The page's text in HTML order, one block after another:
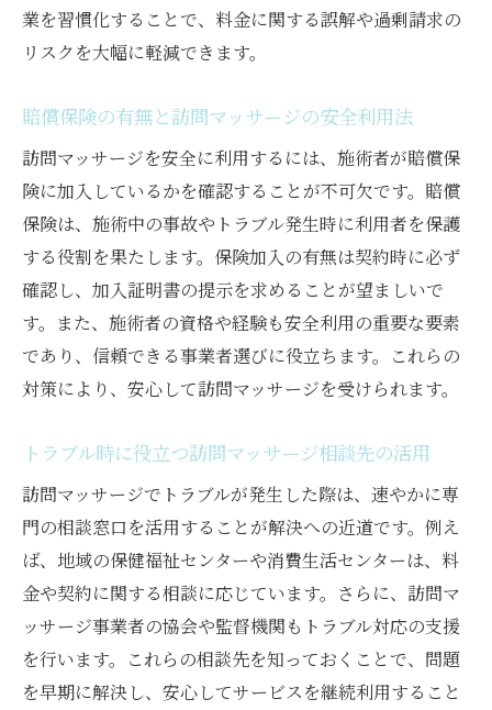
業を習慣化することで、料金に関する誤解や過剰請求の
リスクを大幅に軽減できます。
賠償保険の有無と訪問マッサージの安全利用法
訪問マッサージを安全に利用するには、施術者が賠償保
険に加入しているかを確認することが不可欠です。賠償
保険は、施術中の事故やトラブル発生時に利用者を保護
する役割を果たします。保険加入の有無は契約時に必ず
確認し、加入証明書の提示を求めることが望ましいで
す。また、施術者の資格や経験も安全利用の重要な要素
であり、信頼できる事業者選びに役立ちます。これらの
対策により、安心して訪問マッサージを受けられます。
トラブル時に役立つ訪問マッサージ相談先の活用
訪問マッサージでトラブルが発生した際は、速やかに専
門の相談窓口を活用することが解決への近道です。例え
ば、地域の保健福祉センターや消費生活センターは、料
金や契約に関する相談に応じています。さらに、訪問マ
ッサージ事業者の協会や監督機関もトラブル対応の支援
を行います。これらの相談先を知っておくことで、問題
を早期に解決し、安心してサービスを継続利用すること